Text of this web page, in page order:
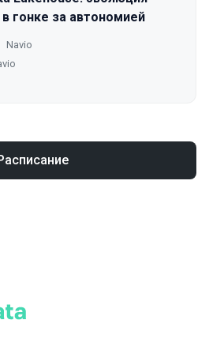
гонке за автономией
Navio